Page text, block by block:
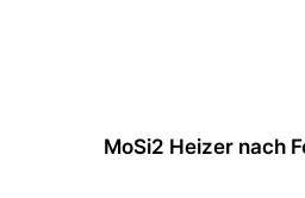
MoSi2 Heizer nach